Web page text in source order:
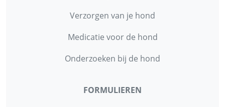
Verzorgen van je hond
Medicatie voor de hond
Onderzoeken bij de hond
FORMULIEREN